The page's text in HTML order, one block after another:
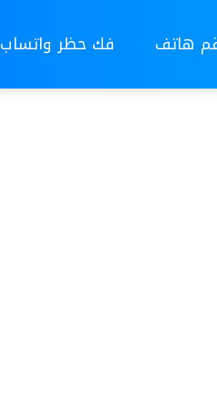
هاتف فك حظر واتساب